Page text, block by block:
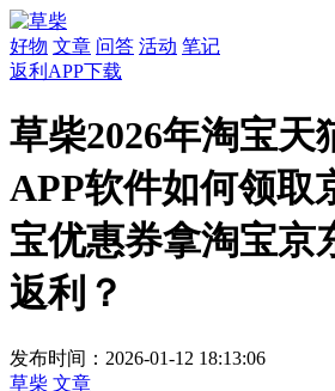
好物 文章 问答 活动 笔记
返利APP下载
草柴2026年淘宝天
APP软件如何领取
宝优惠券拿淘宝京
返利？
发布时间：2026-01-12 18:13:06
草柴 文章